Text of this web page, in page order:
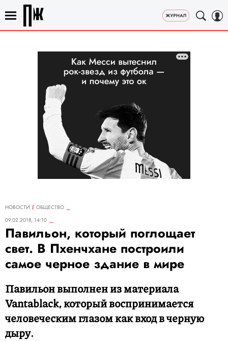
НОВОСТИ
ОБЩЕСТВО
09.02.2018, 14:10
Павильон, который поглощает
свет. В Пхенчхане построили
самое черное здание в мире
Павильон выполнен из материала
Vantablack, который воспринимается
человеческим глазом как вход в черную
дыру.